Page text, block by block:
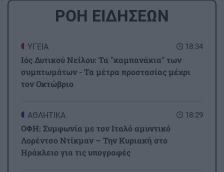
ΡΟΗ ΕΙΔΗΣΕΩΝ
18:34
ΥΓΕΙΑ
Ιός Δυτικού Νείλου: Τα "καμπανάκια" των
συμπτωμάτων - Τα μέτρα προστασίας μέχρι
τον Οκτώβριο
18:29
ΑΘΛΗΤΙΚΑ
ΟΦΗ: Συμφωνία με τον Ιταλό αμυντικό
Λορέντσο Ντίκμαν – Την Κυριακή στο
Ηράκλειο για τις υπογραφές